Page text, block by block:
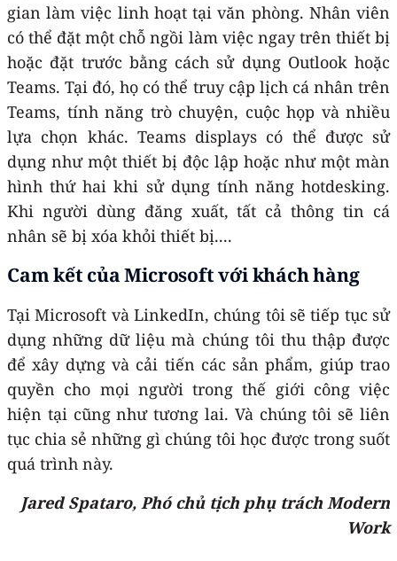
gian làm việc linh hoạt tại văn phòng. Nhân viên
có thể đặt một chỗ ngồi làm việc ngay trên thiết bị
hoặc đặt trước bằng cách sử dụng Outlook hoặc
Teams. Tại đó, họ có thể truy cập lịch cá nhân trên
Teams, tính năng trò chuyện, cuộc họp và nhiều
lựa chọn khác. Teams displays có thể được sử
dụng như một thiết bị độc lập hoặc như một màn
hình thứ hai khi sử dụng tính năng hotdesking.
Khi người dùng đăng xuất, tất cả thông tin cá
nhân sẽ bị xóa khỏi thiết bị....
Cam kết củaMicrosoft với khách hàng
Tại Microsoft và LinkedIn, chúng tôi sẽ tiếp tục sử
dụng những dữ liệu mà chúng tôi thu thập được
để xây dựng và cải tiến các sản phẩm, giúp trao
quyền cho mọi người trong thế giới công việc
hiện tại cũng như tương lai. Và chúng tôi sẽ liên
tục chia sẻ những gì chúng tôi học được trong suốt
quá trình này.
Jared Spataro, Phó chủ tịch phụ trách Modern
Work